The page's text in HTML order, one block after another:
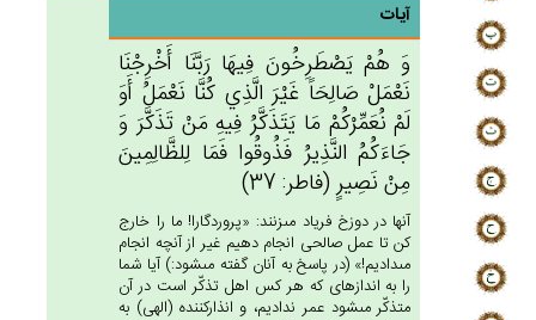
آیات
وَ هُم‌ْ يَصْطَرِخُون‌َ فِيهَا رَبَّنَا أَخْرِجْنَا
نَعْمَل‌ْ صَالِحَاً غَيْرَ الَّذِي‌ كُنَّا نَعْمَل‌ُ أَوَ
لَم‌ْ نُعَمِّرْكُمْ‌ مَا يَتَذَكَّرُ فِيه‌ِ مَنْ‌ تَذَكَّرَ وَ
جَاءَكُم‌ُ النَّذِيرُ فَذُوقُوا فَمَا لِلظَّالِمِين‌َ
مِنْ‌ نَصِيرٍ (فاطر: 37)
آنها در دوزخ فرياد مى‏زنند: «پروردگارا! ما را خارج
كن تا عمل صالحى انجام دهيم غير از آنچه انجام
مى‏داديم!» (در پاسخ به آنان گفته مى‏شود:) آيا شما
را به اندازه‏اى كه هر كس اهل تذكّر است در آن
متذكّر مى‏شود عمر نداديم، و انذاركننده (الهى) به